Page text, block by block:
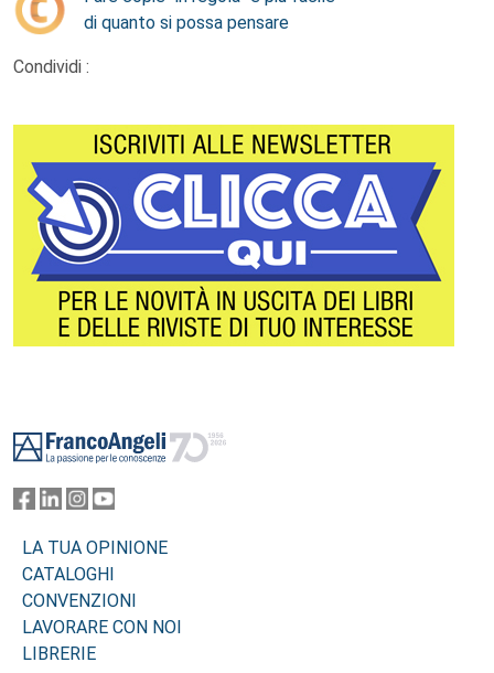
di quanto si possa pensare
Condividi :
LA TUA OPINIONE
CATALOGHI
CONVENZIONI
LAVORARE CON NOI
LIBRERIE